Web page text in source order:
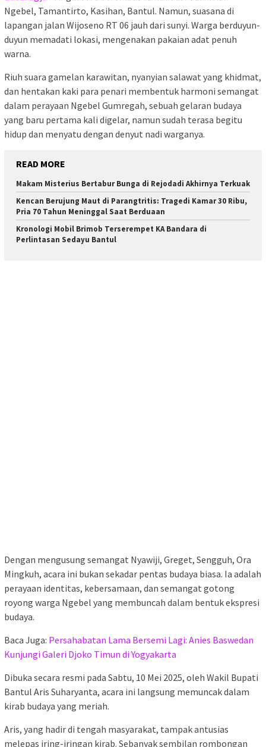
Ngebel, Tamantirto, Kasihan, Bantul. Namun, suasana di
lapangan jalan Wijoseno RT 06 jauh dari sunyi. Warga berduyun-
duyun memadati lokasi, mengenakan pakaian adat penuh
warna.
Riuh suara gamelan karawitan, nyanyian salawat yang khidmat,
dan hentakan kaki para penari membentuk harmoni semangat
dalam perayaan Ngebel Gumregah, sebuah gelaran budaya
yang baru pertama kali digelar, namun sudah terasa begitu
hidup dan menyatu dengan denyut nadi warganya.
READ MORE
Makam Misterius Bertabur Bunga di Rejodadi Akhirnya Terkuak
Kencan Berujung Maut di Parangtritis: Tragedi Kamar 30 Ribu,
Pria 70 Tahun Meninggal Saat Berduaan
Kronologi Mobil Brimob Terserempet KA Bandara di
Perlintasan Sedayu Bantul
Dengan mengusung semangat Nyawiji, Greget, Sengguh, Ora
Mingkuh, acara ini bukan sekadar pentas budaya biasa. Ia adalah
perayaan identitas, kebersamaan, dan semangat gotong
royong warga Ngebel yang membuncah dalam bentuk ekspresi
budaya.
Baca Juga: Persahabatan Lama Bersemi Lagi: Anies Baswedan
Kunjungi Galeri Djoko Timun di Yogyakarta
Dibuka secara resmi pada Sabtu, 10 Mei 2025, oleh Wakil Bupati
Bantul Aris Suharyanta, acara ini langsung memuncak dalam
kirab budaya yang meriah.
Aris, yang hadir di tengah masyarakat, tampak antusias
melepas iring-iringan kirab. Sebanyak sembilan rombongan